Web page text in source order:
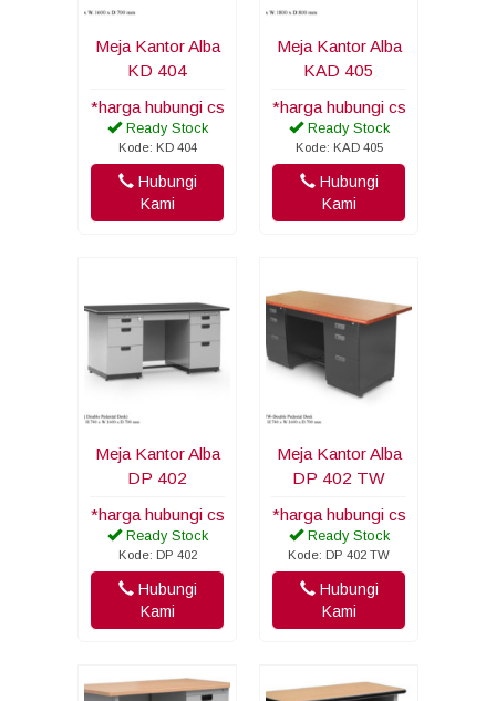
Meja Kantor Alba
KD 404
*harga hubungi cs
Ready Stock
Kode: KD 404
Hubungi
Kami
Meja Kantor Alba
KAD 405
*harga hubungi cs
Ready Stock
Kode: KAD 405
Hubungi
Kami
Meja Kantor Alba
DP 402
*harga hubungi cs
Ready Stock
Kode: DP 402
Hubungi
Kami
Meja Kantor Alba
DP 402 TW
*harga hubungi cs
Ready Stock
Kode: DP 402 TW
Hubungi
Kami